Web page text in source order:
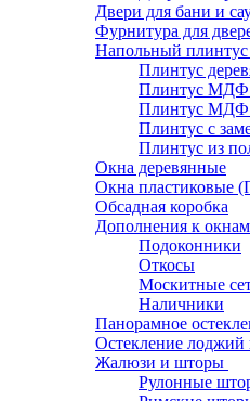
Двери для бани и
Фурнитура для
Напольный плинтус
Плинтус
Плинтус МДФ
Плинтус МДФ
Плинтус с
Плинтус из
Окна деревянные
Окна пластиковые
Обсадная коробка
Дополнения к окнам
Подоконники
Откосы
Москитные
Наличники
Панорамное
Остекление лоджий
Жалюзи и шторы
Рулонные